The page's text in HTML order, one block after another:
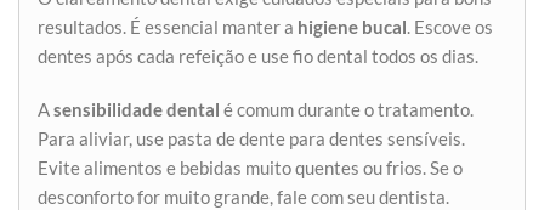
resultados. É essencial manter a higiene bucal. Escove os
dentes após cada refeição e use fio dental todos os dias.
Asensibilidade dental é comum durante o tratamento.
Para aliviar, use pasta de dente para dentes sensíveis.
Evite alimentos e bebidas muito quentes ou frios. Se o
desconforto for muito grande, fale com seu dentista.